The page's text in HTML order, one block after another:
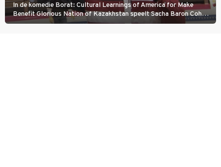
In de komedie Borat: Cultural Learnings of America for Make
Benefit Glorious Nation of Kazakhstan speelt Sacha Baron Cohen
een Kazachse journalist die naar Amerika komt om een tv-